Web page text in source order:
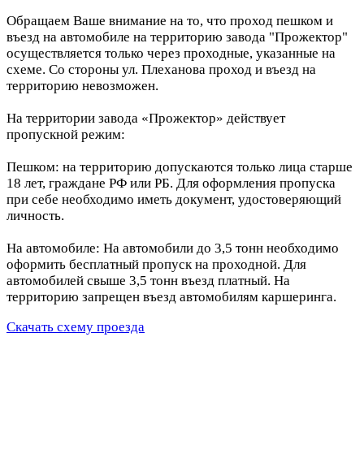
Обращаем Ваше внимание на то, что проход пешком и
въезд на автомобиле на территорию завода "Прожектор"
осуществляется только через проходные, указанные на
схеме. Со стороны ул. Плеханова проход и въезд на
территорию невозможен.
На территории завода «Прожектор» действует
пропускной режим:
Пешком: на территорию допускаются только лица старше
18 лет, граждане РФ или РБ. Для оформления пропуска
при себе необходимо иметь документ, удостоверяющий
личность.
На автомобиле: На автомобили до 3,5 тонн необходимо
оформить бесплатный пропуск на проходной. Для
автомобилей свыше 3,5 тонн въезд платный. На
территорию запрещен въезд автомобилям каршеринга.
Скачать схему проезда